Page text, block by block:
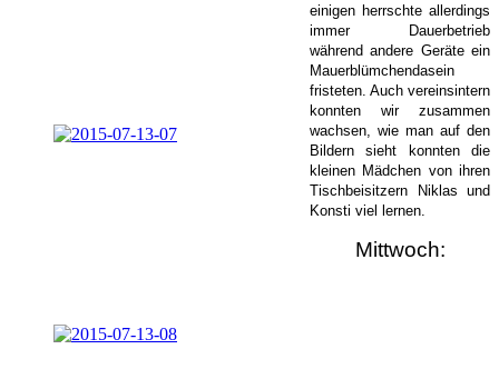
einigen herrschte allerdings
immer Dauerbetrieb
während andere Geräte ein
Mauerblümchendasein
fristeten. Auch vereinsintern
konnten wir zusammen
wachsen, wie man auf den
Bildern sieht konnten die
kleinen Mädchen von ihren
Tischbeisitzern Niklas und
Konsti viel lernen.
Mittwoch: